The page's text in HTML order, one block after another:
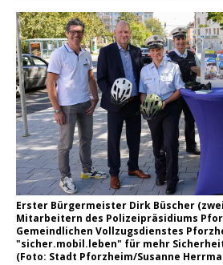
Erster Bürgermeister Dirk Büscher
Mitarbeitern des Polizeipräsidiums
Gemeindlichen Vollzugsdienstes
"sicher.mobil.leben" für mehr
(Foto: Stadt Pforzheim/Susanne